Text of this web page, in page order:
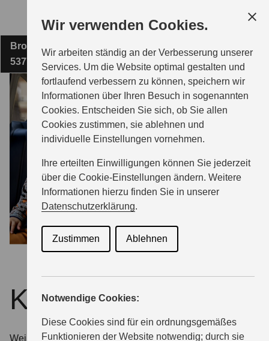
Wir verwenden Cookies.
Wir arbeiten ständig an der Verbesserung unserer
Services. Um die Website optimal gestalten und
fortlaufend verbessern zu können, speichern wir
Informationen über Ihren Besuch in sogenannten
Cookies. Entscheiden Sie sich, ob Sie allen
Cookies zustimmen, sie ablehnen und
individuelle Einstellungen vornehmen.
Ihre erteilten Einwilligungen können Sie jederzeit
über die Cookie-Einstellungen ändern. Weitere
Informationen hierzu finden Sie in unserer
Datenschutzerklärung.
Zustimmen Ablehnen
Notwendige Cookies:
Diese Cookies sind für ein ordnungsgemäßes
Funktionieren der Website notwendig; durch sie
Hauptinhalt
AUTOHAUS HERBERT KOSTNER
MODELLE
ZUBEHÖR
BERATUNG & KAUF
GESCHÄFTSKUNDEN
ÜBER UNS
Broichhausenerstraße 37
53773 Hennef
Keep it real
Weil Elterntaxis unkaputtbar sein müssen, bleibt man